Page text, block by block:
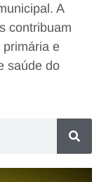
A
contribuam
primária e
saúde do